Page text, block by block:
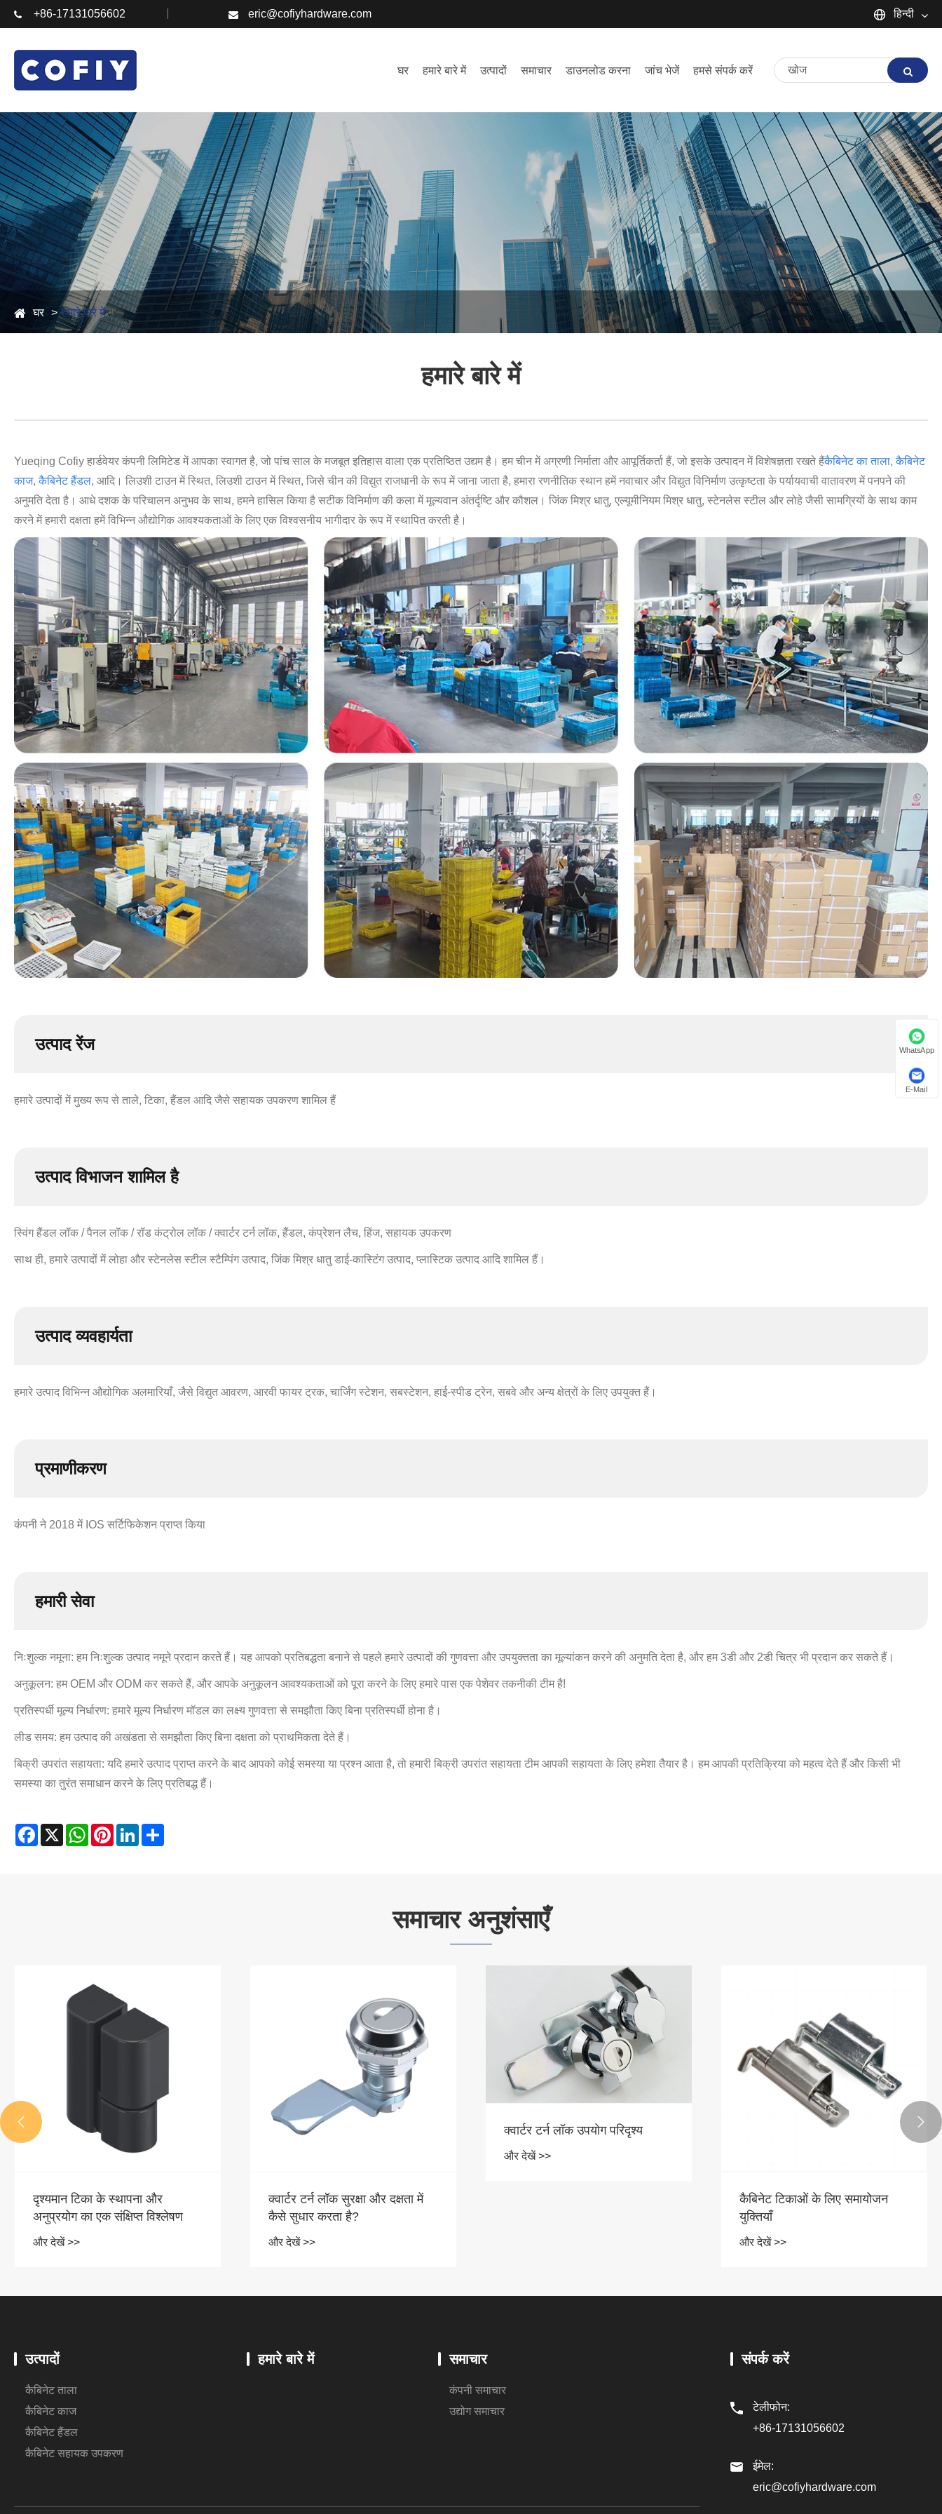
+86-17131056602 eric@cofiyhardware.com हिन्दी
русский
Français
日本語
Deutsch
tiếng Việt
Italiano
Nederlands
magyar
Malay
বাংলা ভাষার
Dansk
हिन्दी
घर हमारे बारे में उत्पादों समाचार डाउनलोड करना जांच भेजें हमसे संपर्क करें
घर हमारे बारे में
हमारे बारे में
Yueqing Cofiy हार्डवेयर कंपनी लिमिटेड में आपका स्वागत है, जो पांच साल के मजबूत इतिहास वाला एक प्रतिष्ठित उद्यम है। हम चीन में अग्रणी निर्माता और आपूर्तिकर्ता हैं, जो इसके उत्पादन में विशेषज्ञता रखते हैंकैबिनेट का ताला,कैबिनेट
काज,कैबिनेट हैंडल, आदि। लिउशी टाउन में स्थित, लिउशी टाउन में स्थित, जिसे चीन की विद्युत राजधानी के रूप में जाना जाता है, हमारा रणनीतिक स्थान हमें नवाचार और विद्युत विनिर्माण उत्कृष्टता के पर्यायवाची वातावरण में पनपने की
अनुमति देता है। आधे दशक के परिचालन अनुभव के साथ, हमने हासिल किया है सटीक विनिर्माण की कला में मूल्यवान अंतर्दृष्टि और कौशल। जिंक मिश्र धातु, एल्यूमीनियम मिश्र धातु, स्टेनलेस स्टील और लोहे जैसी सामग्रियों के साथ काम
करने में हमारी दक्षता हमें विभिन्न औद्योगिक आवश्यकताओं के लिए एक विश्वसनीय भागीदार के रूप में स्थापित करती है।
उत्पाद रेंज
हमारे उत्पादों में मुख्य रूप से ताले, टिका, हैंडल आदि जैसे सहायक उपकरण शामिल हैं
उत्पाद विभाजन शामिल है
स्विंग हैंडल लॉक / पैनल लॉक / रॉड कंट्रोल लॉक / क्वार्टर टर्न लॉक, हैंडल, कंप्रेशन लैच, हिंज, सहायक उपकरण
साथ ही, हमारे उत्पादों में लोहा और स्टेनलेस स्टील स्टैम्पिंग उत्पाद, जिंक मिश्र धातु डाई-कास्टिंग उत्पाद, प्लास्टिक उत्पाद आदि शामिल हैं।
उत्पाद व्यवहार्यता
हमारे उत्पाद विभिन्न औद्योगिक अलमारियाँ, जैसे विद्युत आवरण, आरवी फायर ट्रक, चार्जिंग स्टेशन, सबस्टेशन, हाई-स्पीड ट्रेन, सबवे और अन्य क्षेत्रों के लिए उपयुक्त हैं।
प्रमाणीकरण
कंपनी ने 2018 में IOS सर्टिफिकेशन प्राप्त किया
हमारी सेवा
निःशुल्क नमूना: हम निःशुल्क उत्पाद नमूने प्रदान करते हैं। यह आपको प्रतिबद्धता बनाने से पहले हमारे उत्पादों की गुणवत्ता और उपयुक्तता का मूल्यांकन करने की अनुमति देता है, और हम 3डी और 2डी चित्र भी प्रदान कर सकते हैं।
अनुकूलन: हम OEM और ODM कर सकते हैं, और आपके अनुकूलन आवश्यकताओं को पूरा करने के लिए हमारे पास एक पेशेवर तकनीकी टीम है!
प्रतिस्पर्धी मूल्य निर्धारण: हमारे मूल्य निर्धारण मॉडल का लक्ष्य गुणवत्ता से समझौता किए बिना प्रतिस्पर्धी होना है।
लीड समय: हम उत्पाद की अखंडता से समझौता किए बिना दक्षता को प्राथमिकता देते हैं।
बिक्री उपरांत सहायता: यदि हमारे उत्पाद प्राप्त करने के बाद आपको कोई समस्या या प्रश्न आता है, तो हमारी बिक्री उपरांत सहायता टीम आपकी सहायता के लिए हमेशा तैयार है। हम आपकी प्रतिक्रिया को महत्व देते हैं और किसी भी
समस्या का तुरंत समाधान करने के लिए प्रतिबद्ध हैं।
Facebook
X WhatsApp
PinterestLinkedIn
समाचार अनुशंसाएँ
दृश्यमान टिका के स्थापना और
अनुप्रयोग का एक संक्षिप्त विश्लेषण
और देखें >>
क्वार्टर टर्न लॉक सुरक्षा और दक्षता में
कैसे सुधार करता है?
और देखें >>
क्वार्टर टर्न लॉक उपयोग परिदृश्य
और देखें >>
कैबिनेट टिकाओं के लिए समायोजन
युक्तियाँ
और देखें >>
 
उत्पादों
कैबिनेट ताला
कैबिनेट काज
कैबिनेट हैंडल
कैबिनेट सहायक उपकरण
हमारे बारे में समाचार
कंपनी समाचार
उद्योग समाचार
संपर्क करें
टेलीफोन:
+86-17131056602
ईमेल:
eric@cofiyhardware.com
WhatsApp
E-Mail